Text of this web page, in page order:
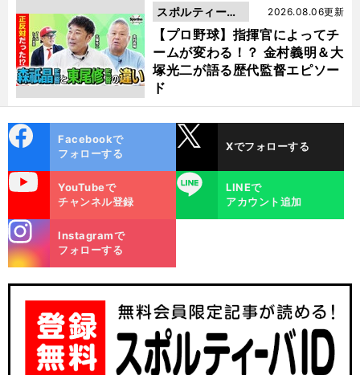
【プロ野球】指揮官によってチ
ームが変わる！？ 金村義明＆大
塚光二が語る歴代監督エピソー
ド
2026.08.06更新
スポルティーバ
動画
ok
Facebookで
フォローする
Xでフォローする
YouTubeで
チャンネル登録
LINE
LINEで
アカウント追加
m
Instagramで
フォローする